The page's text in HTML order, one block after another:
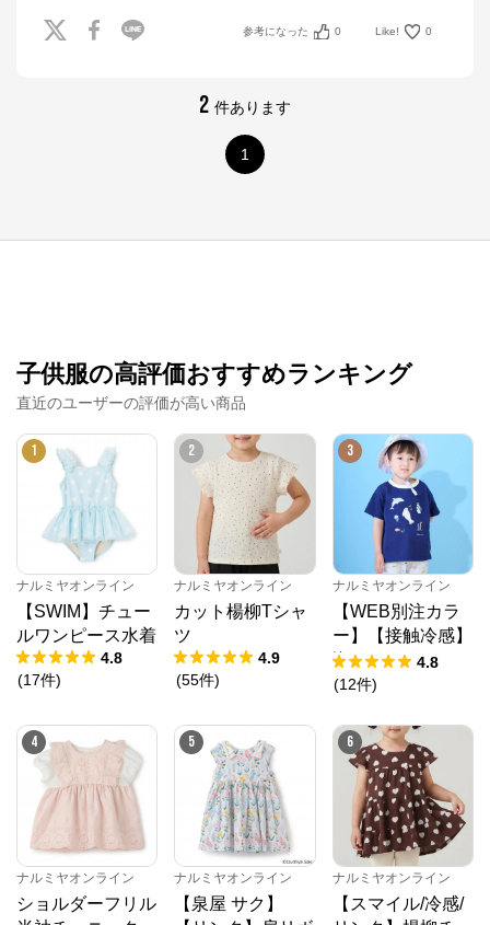
参考になった 0 Like! 0
2 件あります
1
子供服の高評価おすすめランキング
直近のユーザーの評価が高い商品
1
ナルミヤオンライン
【SWIM】チュー
ルワンピース水着
4.8
(17件)
2
ナルミヤオンライン
カット楊柳Tシャ
ツ
4.9
(55件)
3
ナルミヤオンライン
【WEB別注カラ
ー】【接触冷感】
海のいきものアッ
プリケ半袖Tシャ
4.8
(12件)
4
ナルミヤオンライン
ショルダーフリル
5
ナルミヤオンライン
【泉屋 サク】
6
ナルミヤオンライン
【スマイル/冷感/